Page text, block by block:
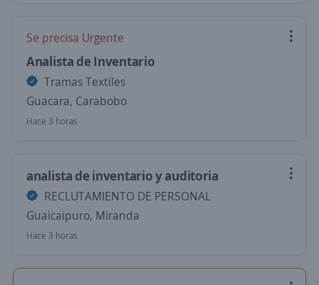
Se precisa Urgente
Analista de Inventario
Tramas Textiles
Guacara, Carabobo
Hace 3 horas
analista de inventario y auditoria
RECLUTAMIENTO DE PERSONAL
Guaicaipuro, Miranda
Hace 3 horas